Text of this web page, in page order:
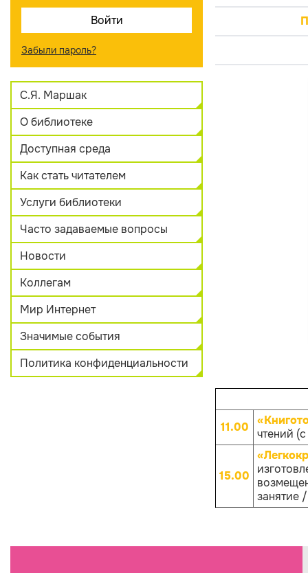
Забыли пароль?
С.Я. Маршак
О библиотеке
Доступная среда
Как стать читателем
Услуги библиотеки
Часто задаваемые вопросы
Новости
Коллегам
Мир Интернет
Значимые события
Политика конфиденциальности
11.00
чтений
15.00
занятие